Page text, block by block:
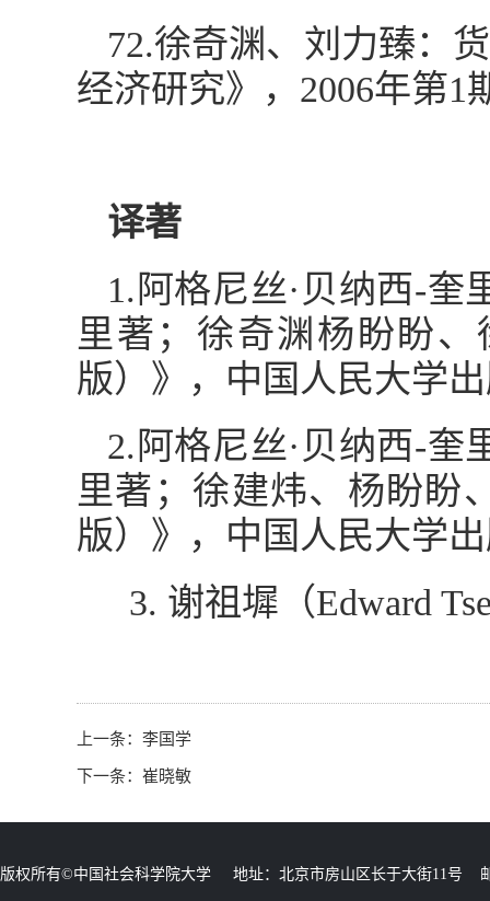
72.徐奇渊、刘力臻：
经济研究》，2006年第1
译著
1.阿格尼丝·贝纳西-奎
里著；徐奇渊杨盼盼
版）》，中国人民大学
2.阿格尼丝·贝纳西-奎
里著；徐建炜、杨盼盼
版）》，中国人民大学
3. 谢祖墀（Edward
上一条： 李国学
下一条： 崔晓敏
版权所有©中国社会科学院大学 地址：北京市房山区长于大街11号